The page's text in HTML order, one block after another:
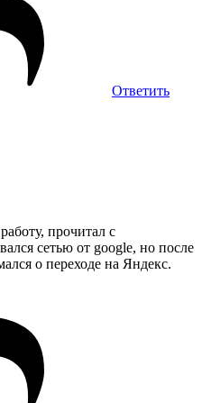
Ответить
прочитал с
сетью от google, но после
о переходе на Яндекс.